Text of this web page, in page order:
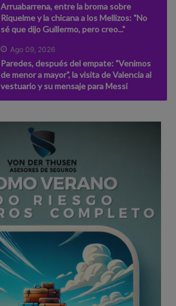
Arruabarrena, entre la broma sobre
Riquelme y la chicana a los Mellizos: "No
sé que dijo Guillermo, pero creo..."
Ago 09, 2026
Paredes, después del empate: "Venimos
de menor a mayor", la visita de Valencia al
vestuario y su mensaje para Messi